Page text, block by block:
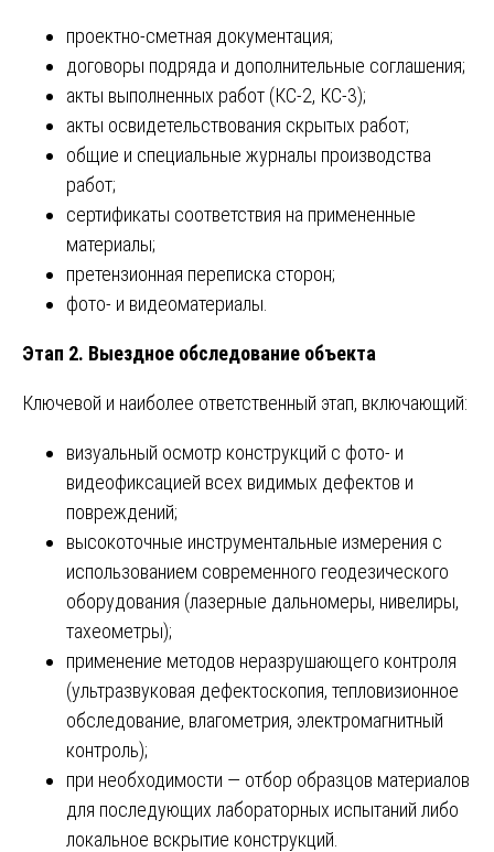
проектно-сметная документация;
договоры подряда и дополнительные соглашения;
акты выполненных работ (КС-2, КС-3);
акты освидетельствования скрытых работ;
общие и специальные журналы производства
работ;
сертификаты соответствия на примененные
материалы;
претензионная переписка сторон;
фото- и видеоматериалы.
Этап 2. Выездное обследование объекта
Ключевой и наиболее ответственный этап, включающий:
визуальный осмотр конструкций с фото- и
видеофиксацией всех видимых дефектов и
повреждений;
высокоточные инструментальные измерения с
использованием современного геодезического
оборудования (лазерные дальномеры, нивелиры,
тахеометры);
применение методов неразрушающего контроля
(ультразвуковая дефектоскопия, тепловизионное
обследование, влагометрия, электромагнитный
контроль);
при необходимости — отбор образцов материалов
для последующих лабораторных испытаний либо
локальное вскрытие конструкций.